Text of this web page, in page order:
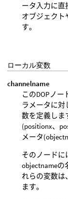
ータ入力に直
オブジェクト
す。
ローカル変数
channelname
このDOPノ
ラメータに
数を定義しま
(positionx、
メータ
そのノードに
objectname
れらの変数は
ます。